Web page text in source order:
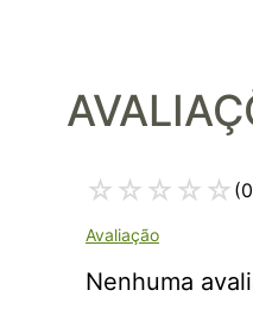
☆ ☆ ☆ ☆ ☆
Nenhuma